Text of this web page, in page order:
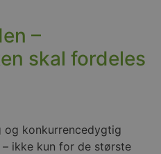
–
skal fordeles
konkurrencedygtig
ikke kun for de største